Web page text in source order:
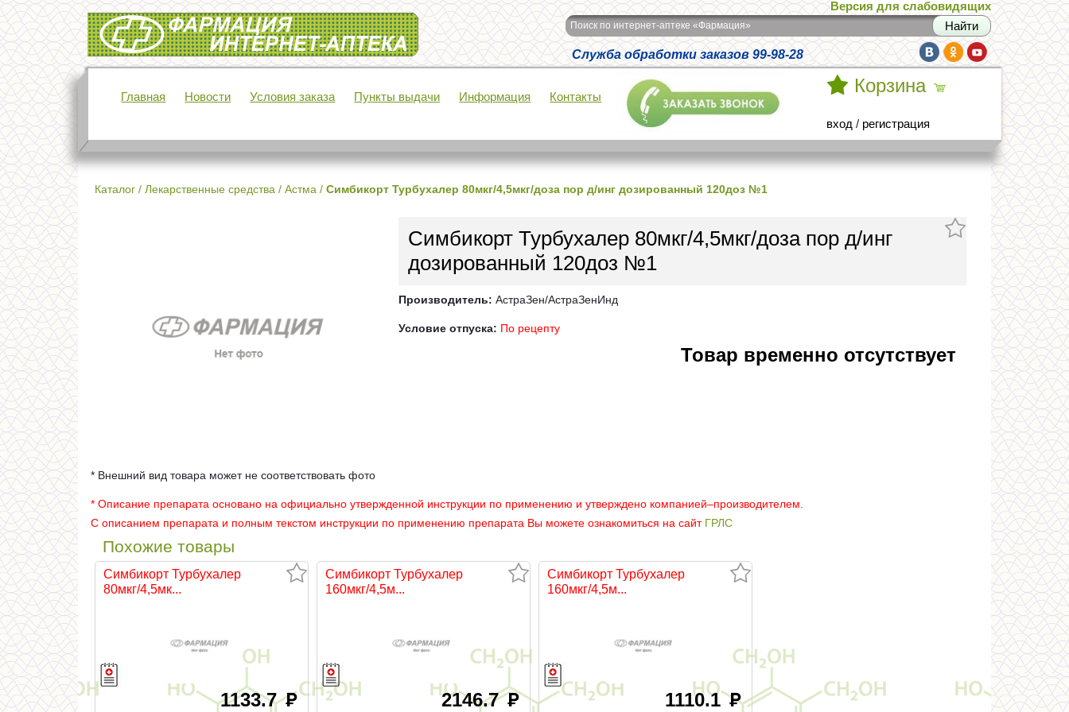
Интернет-аптека Фармация
Версия для слабовидящих
Поиск по интернет-аптеке «Фармация»
Служба обработки заказов 99-98-28
Главная Новости Условия заказа Пункты выдачи Информация Контакты
Корзина
вход / регистрация
Каталог / Лекарственные средства / Астма / Симбикорт Турбухалер 80мкг/4,5мкг/доза пор д/инг дозированный 120доз №1
Симбикорт Турбухалер 80мкг/4,5мкг/доза пор д/инг
дозированный 120доз №1
Производитель: АстраЗен/АстраЗенИнд
Условие отпуска: По рецепту
Товар временно отсутствует
* Внешний вид товара может не соответствовать фото
* Описание препарата основано на официально утвержденной инструкции по применению и утверждено компанией–производителем.
С описанием препарата и полным текстом инструкции по применению препарата Вы можете ознакомиться на сайт ГРЛС
Похожие товары
Симбикорт Турбухалер
80мкг/4,5мк...
1133.7руб
Симбикорт Турбухалер
160мкг/4,5м...
2146.7руб
Симбикорт Турбухалер
160мкг/4,5м...
1110.1руб